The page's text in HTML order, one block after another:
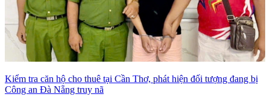
Kiểm tra căn hộ cho thuê tại Cần Thơ, phát hiện đối tượng đang bị
Công an Đà Nẵng truy nã